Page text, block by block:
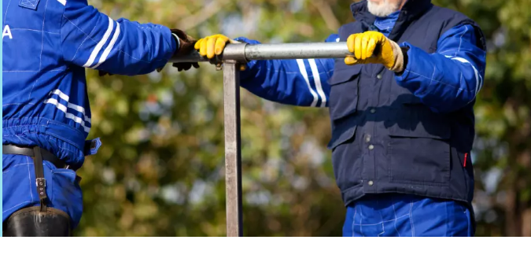
OFIS
SEDE BENELUX
VEOLIA AGRICULTURE
WATER TECHNOLOGIES